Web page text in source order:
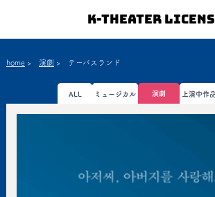
K-Theater
home> 演劇 > テーバスランド
ALL ミュージカル 演劇 上演中作品